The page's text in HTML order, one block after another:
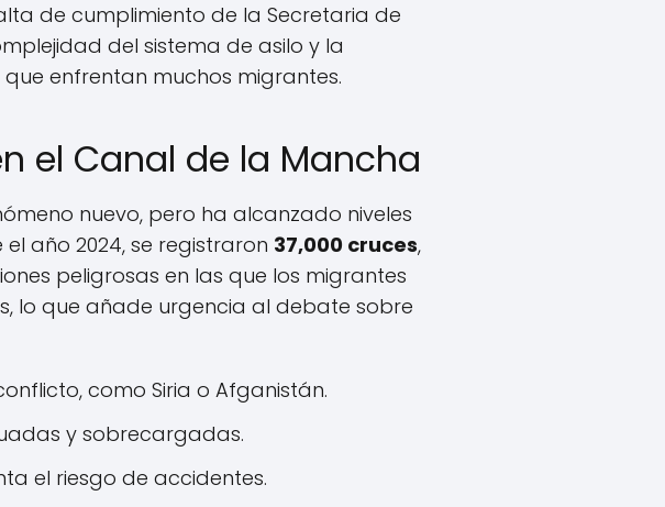
de cumplimiento de la Secretaria de
del sistema de asilo y la
enfrentan muchos migrantes.
el Canal de la Mancha
nuevo, pero ha alcanzado niveles
año 2024, se registraron 37,000 cruces,
peligrosas en las que los migrantes
lo que añade urgencia al debate sobre
como Siria o Afganistán.
y sobrecargadas.
el riesgo de accidentes.